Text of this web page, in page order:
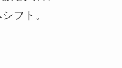
フト。